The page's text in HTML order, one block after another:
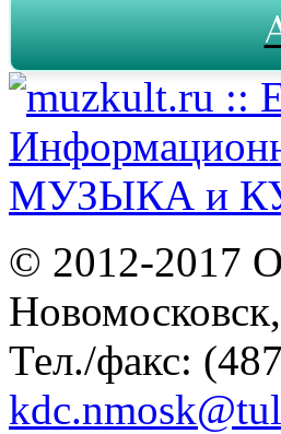
© 2012-2017
Тел./факс: